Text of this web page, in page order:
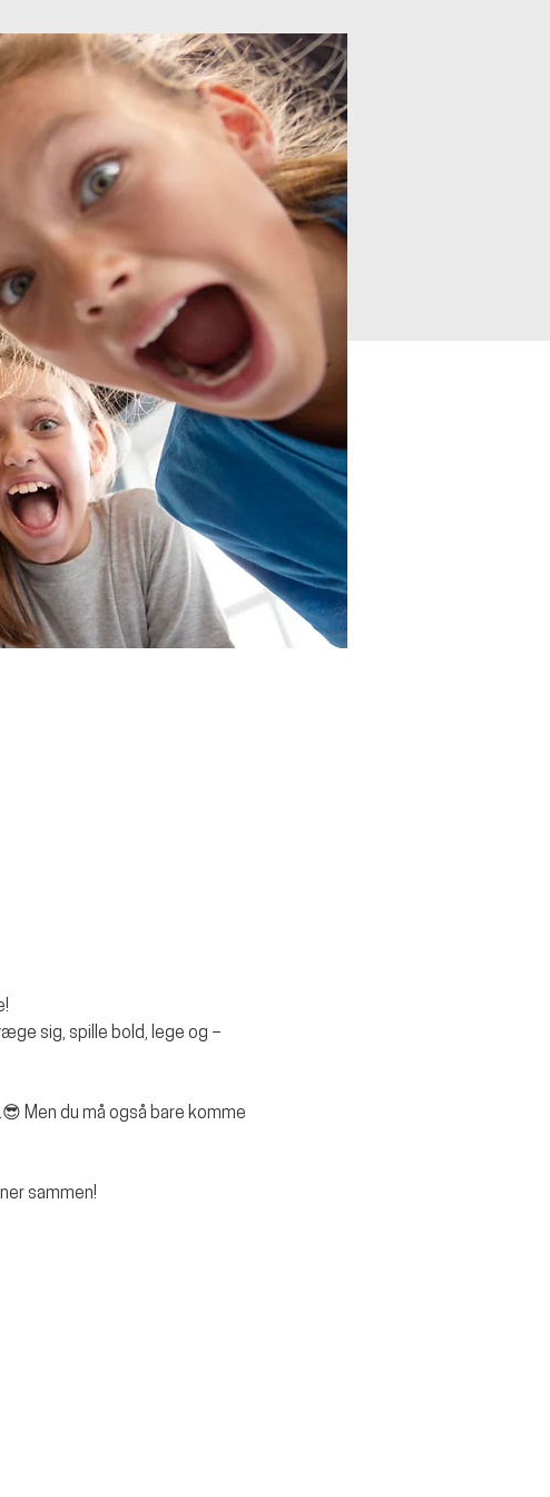
sig, spille bold, lege og –
Men du må også bare komme
sammen!